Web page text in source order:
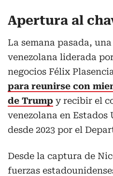
Apertura al
La semana pasada,
venezolana liderada
negocios Félix
para reunirse con
de Trump y recibir el
venezolana en Estados
desde 2023 por el
Desde la captura de
fuerzas